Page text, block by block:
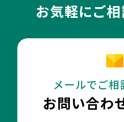
お気軽にご
メールでご相
お問い合わ